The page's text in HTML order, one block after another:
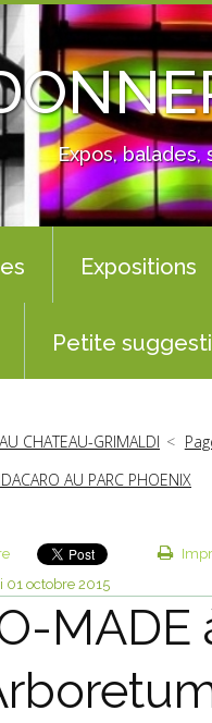
Expos,
Expositions
Petite
CHATEAU-GRIMALDI
AU PARC PHOENIX
01 octobre 2015
MADE